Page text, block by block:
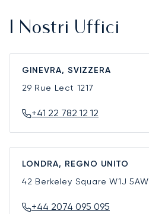
I Nostri Uffici
GINEVRA, SVIZZERA
29 Rue Lect 1217
+41 22 782 12 12
LONDRA, REGNO UNITO
42 Berkeley SquareW1J 5AW
+44 2074 095 095